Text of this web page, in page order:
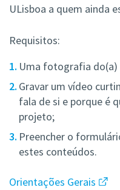
ULisboa a quem ainda
Requisitos:
Uma fotografia
Gravar um vídeo
fala de si e porque é
projeto;
Preencher o
estes conteúdos.
Orientações Gerais